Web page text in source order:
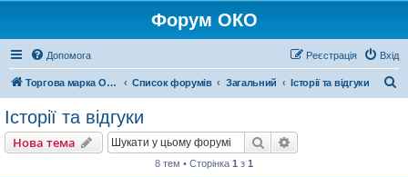
Форум ОКО
Допомога Вхід
Реєстрація
Торгова марка ОКО Список форумів Загальний Історії та відгуки
Історії та відгуки
Нова тема Пошук
8 тем • Сторінка 1 з 1